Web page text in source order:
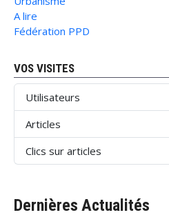
A lire
Fédération PPD
VOS VISITES
Utilisateurs
Articles
Clics sur articles
Dernières Actualités